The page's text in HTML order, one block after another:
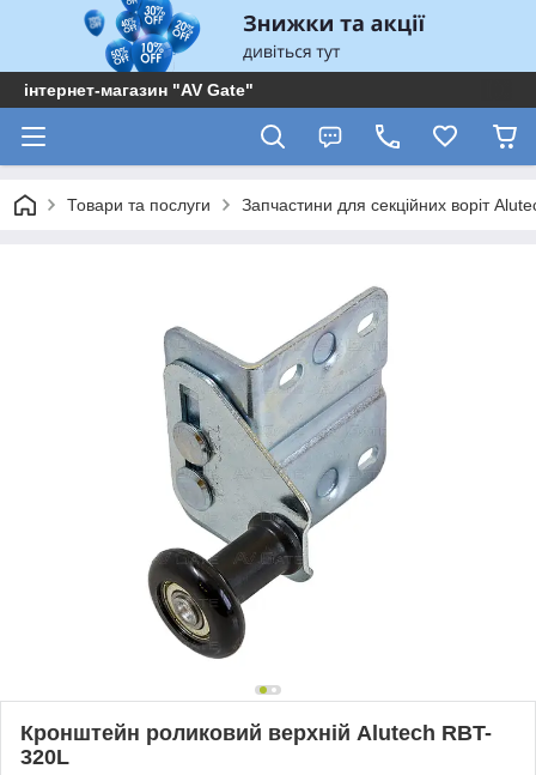
інтернет-магазин "AV Gate"
Товари та послуги Запчастини для секційних воріт
Кронштейн роликовий верхній Alutech RBT-
320L